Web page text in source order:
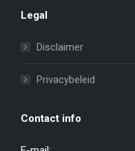
Legal
Disclaimer
Privacybeleid
Contact info